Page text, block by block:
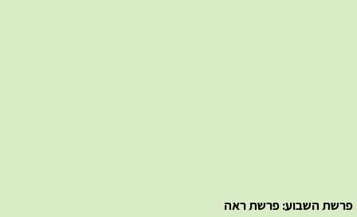
פרשת השבוע: פרשת ראה